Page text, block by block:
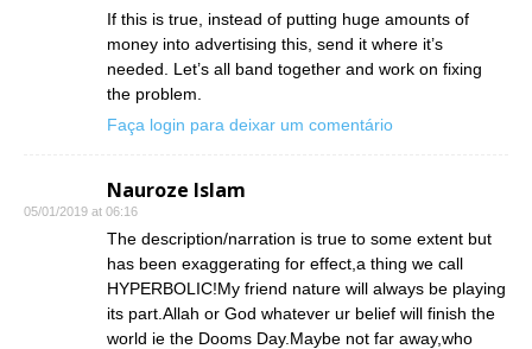
If this is true, instead of putting huge amounts of
money into advertising this, send it where it’s
needed. Let’s all band together and work on fixing
the problem.
Faça login para deixar um comentário
Nauroze Islam
05/01/2019 at 06:16
The description/narration is true to some extent but
has been exaggerating for effect,a thing we call
HYPERBOLIC!My friend nature will always be playing
its part.Allah or God whatever ur belief will finish the
world ie the Dooms Day.Maybe not far away,who